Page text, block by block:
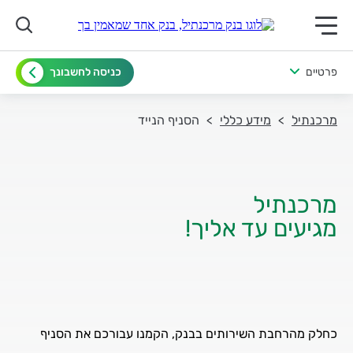
תפריט ראשי לנייד
פרטיים כניסה לחשבונך
מרכנתיל מידע כללי הסניף הנייד
מגיעים עד אליך!
כחלק מהרחבת השירותים בבנק, הקמנו עבורכם את הסניף